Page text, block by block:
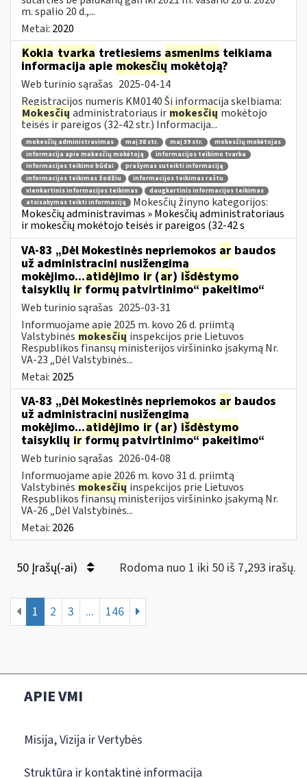
m. spalio 20 d.,...
Metai: 2020
Kokia tvarka tretiesiems asmenims teikiama
informacija apie mokesčiųmokėtoją?
Web turinio sąrašas 2025-04-14
Registracijos numeris KM0140 Ši informacija skelbiama:
Mokesčių administratoriaus ir mokesčių mokėtojo
teisės ir pareigos (32-42 str.) Informacija...
mokesčių administravimas maį 38 str. maį 39 str.
mokesčių mokėtojas
informacija apie mokesčių mokėtoją
informacijos teikimo tvarka
informacijos teikimo būdai
prašymas suteikti informaciją
informacijos teikimas žodžiu
informacijos teikimas raštu
vienkartinis informacijos teikimas
daugkartinis informacijos teikimas
atsisakymas teikti informaciją
Mokesčių žinyno kategorijos:
Mokesčių administravimas » Mokesčių administratoriaus
ir mokesčių mokėtojo teisės ir pareigos (32-42 s
VA-83 „Dėl Mokestinės nepriemokos ar baudos
už administracinį nusižengimą
mokėjimo...atidėjimo ir (ar) išdėstymo
taisyklių ir formų patvirtinimo“ pakeitimo“
Web turinio sąrašas 2025-03-31
Informuojame apie 2025 m. kovo 26 d. priimtą
Valstybinės mokesčių inspekcijos prie Lietuvos
Respublikos finansų ministerijos viršininko įsakymą Nr.
VA-23 „Dėl Valstybinės...
Metai: 2025
VA-83 „Dėl Mokestinės nepriemokos ar baudos
už administracinį nusižengimą
mokėjimo...atidėjimo ir (ar) išdėstymo
taisyklių ir formų patvirtinimo“ pakeitimo“
Web turinio sąrašas 2026-04-08
Informuojame apie 2026 m. kovo 31 d. priimtą
Valstybinės mokesčių inspekcijos prie Lietuvos
Respublikos finansų ministerijos viršininko įsakymą Nr.
VA-26 „Dėl Valstybinės...
Metai: 2026
50 Įrašų(-ai) Rodoma nuo 1 iki 50 iš 7,293 irašų.
1 2 3 ... 146
APIE VMI
Misija, Vizija ir Vertybės
Struktūra ir kontaktinė informacija